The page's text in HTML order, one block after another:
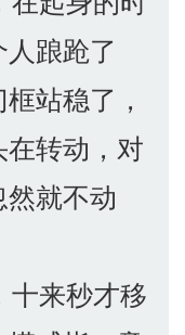
踉跄了
站稳了，
转动，对
就不动
来秒才移